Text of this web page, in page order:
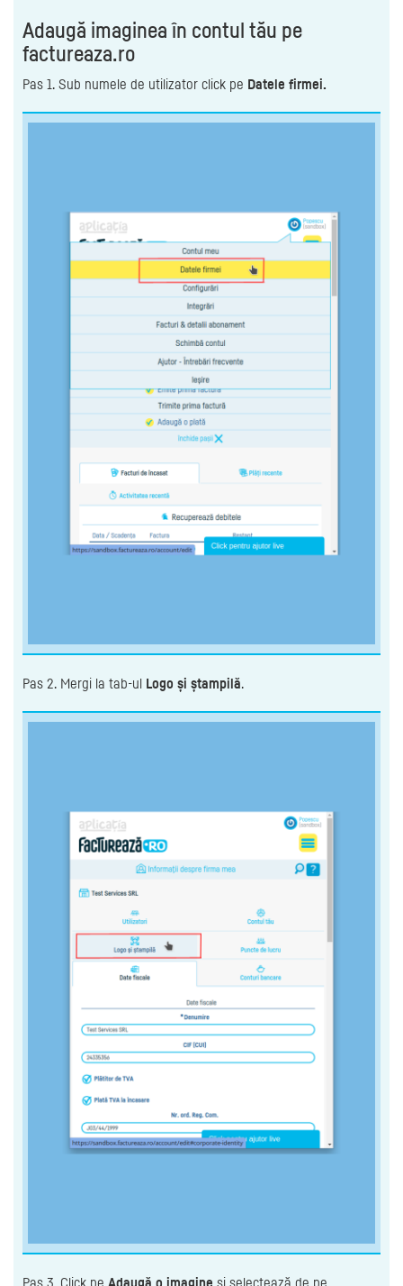
Adaugă imaginea în contul tău pe
factureaza.ro
Pas 1. Sub numele de utilizator click pe Datele firmei.
Pas 2. Mergi la tab-ul Logo și ștampilă.
Pas 3. Click pe Adaugă o imagine și selectează de pe